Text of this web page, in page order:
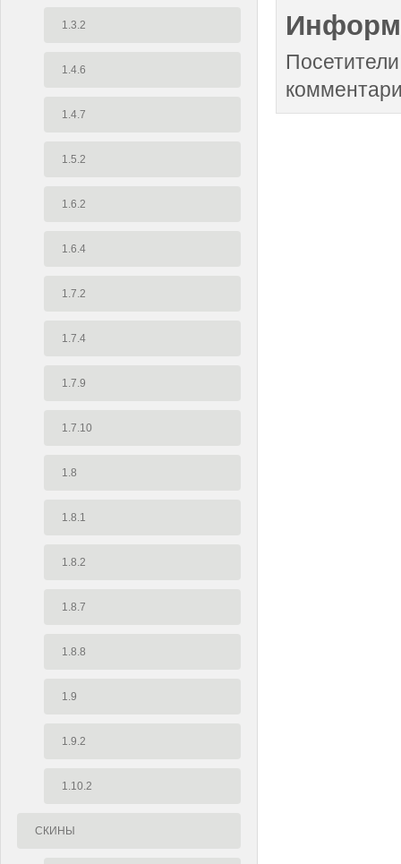
1.3.2
1.4.6
1.4.7
1.5.2
1.6.2
1.6.4
1.7.2
1.7.4
1.7.9
1.7.10
1.8
1.8.1
1.8.2
1.8.7
1.8.8
1.9
1.9.2
1.10.2
СКИНЫ